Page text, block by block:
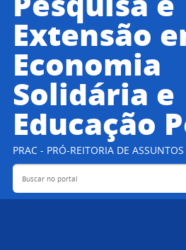
Extensão
Economia
Solidária e
Educação
PRAC - PRÓ-REITORIA DE
Buscar no portal